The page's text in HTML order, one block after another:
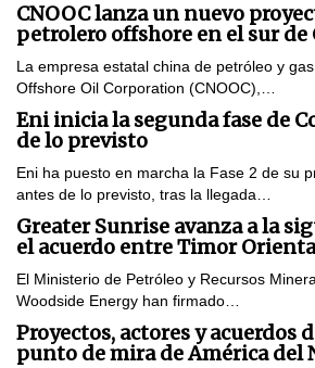
CNOOC lanza un nuevo
petrolero offshore en el sur de
La empresa estatal china de petróleo y
Offshore Oil Corporation (CNOOC),…
Eni inicia la segunda fase de
de lo previsto
Eni ha puesto en marcha la Fase 2 de su
antes de lo previsto, tras la llegada…
Greater Sunrise avanza a la
el acuerdo entre Timor
El Ministerio de Petróleo y Recursos
Woodside Energy han firmado…
Proyectos, actores y acuerdos
punto de mira de América del